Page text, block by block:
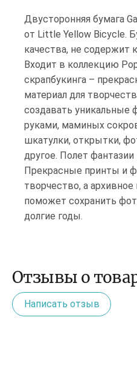
Двусторонняя бумага
от Little Yellow Bicycle.
качества, не содержит
Входит в коллекцию
скрапбукинга –
материал для
создавать
руками, маминых
шкатулки, открытки,
другое. Полет фантазии
Прекрасные принты и
творчество, а
поможет сохранить
долгие годы.
Отзывы о
Написать отзыв